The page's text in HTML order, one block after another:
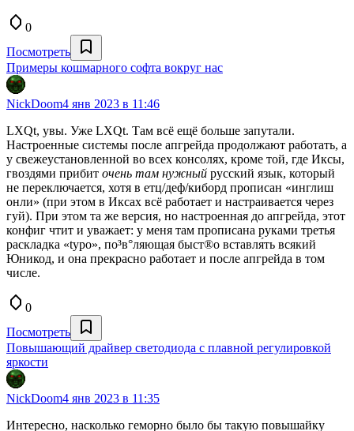
0
Посмотреть
Примеры кошмарного софта вокруг нас
NickDoom4 янв 2023 в 11:46
LXQt, увы. Уже LXQt. Там всё ещё больше запутали.
Настроенные системы после апгрейда продолжают работать, а
у свежеустановленной во всех консолях, кроме той, где Иксы,
гвоздями прибит очень там нужный русский язык, который
не переключается, хотя в етц/деф/киборд прописан «инглиш
онли» (при этом в Иксах всё работает и настраивается через
гуй). При этом та же версия, но настроенная до апгрейда, этот
конфиг чтит и уважает: у меня там прописана руками третья
раскладка «typo», по³в°ляющая быст®о вставля́ть всякий
Юникод, и она прекрасно работает и после апгрейда в том
числе.
0
Посмотреть
Повышающий драйвер светодиода с плавной регулировкой
яркости
NickDoom4 янв 2023 в 11:35
Интересно, насколько геморно было бы такую повышайку